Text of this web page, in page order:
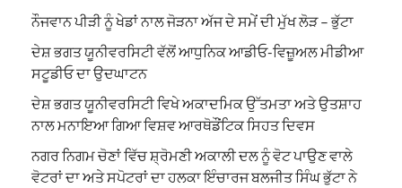
ਨੌਜਵਾਨ ਪੀੜੀ ਨੂੰ ਖੇਡਾਂ ਨਾਲ ਜੋੜਨਾ ਅੱਜ ਦੇ ਸਮੇਂ ਦੀ ਮੁੱਖ ਲੋੜ – ਭੁੱਟਾ
ਦੇਸ਼ ਭਗਤ ਯੂਨੀਵਰਸਿਟੀ ਵੱਲੋਂ ਆਧੁਨਿਕ ਆਡੀਓ-ਵਿਜ਼ੂਅਲ ਮੀਡੀਆ
ਸਟੂਡੀਓ ਦਾ ਉਦਘਾਟਨ
ਦੇਸ਼ ਭਗਤ ਯੂਨੀਵਰਸਿਟੀ ਵਿਖੇ ਅਕਾਦਮਿਕ ਉੱਤਮਤਾ ਅਤੇ ਉਤਸ਼ਾਹ
ਨਾਲ ਮਨਾਇਆ ਗਿਆ ਵਿਸ਼ਵ ਆਰਥੋਡੌਂਟਿਕ ਸਿਹਤ ਦਿਵਸ
ਨਗਰ ਨਿਗਮ ਚੋਣਾਂ ਵਿੱਚ ਸ਼੍ਰੋਮਣੀ ਅਕਾਲੀ ਦਲ ਨੂੰ ਵੋਟ ਪਾਉਣ ਵਾਲੇ
ਵੋਟਰਾਂ ਦਾ ਅਤੇ ਸਪੋਟਰਾਂ ਦਾ ਹਲਕਾ ਇੰਚਾਰਜ ਬਲਜੀਤ ਸਿੰਘ ਭੁੱਟਾ ਨੇ